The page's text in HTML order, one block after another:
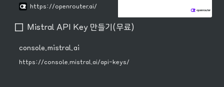
for your prompts
https://openrouter.ai/
Mistral API Key 만들기(무료)
console.mistral.ai
https://console.mistral.ai/api-keys/